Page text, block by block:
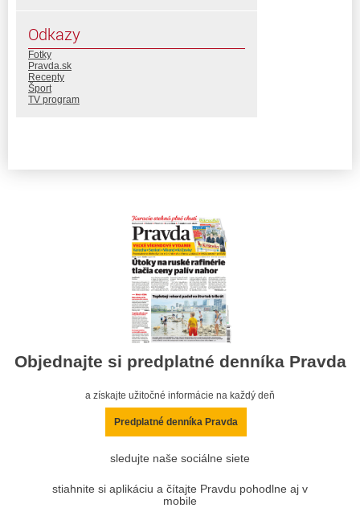
Odkazy
Fotky
Pravda.sk
Recepty
Šport
TV program
Objednajte si predplatné denníka Pravda
a získajte užitočné informácie na každý deň
Predplatné denníka Pravda
sledujte naše sociálne siete
stiahnite si aplikáciu a čítajte Pravdu pohodlne aj v
mobile